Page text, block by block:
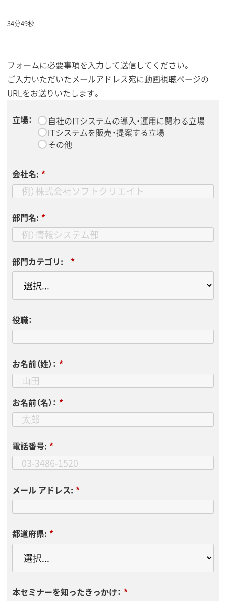
34分49秒
フォームに必要事項を入力して送信してください。
ご入力いただいたメールアドレス宛に動画視聴ページの
URLをお送りいたします。
*
立場：
自社のITシステムの導入・運用に関わる立場
ITシステムを販売・提案する立場
その他
*
会社名:
*
部門名:
*
部門カテゴリ:
役職：
*
お名前（姓）：
*
お名前（名）：
*
電話番号:
*
メール アドレス:
*
都道府県:
*
本セミナーを知ったきっかけ：